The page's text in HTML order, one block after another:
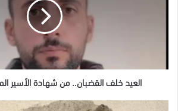
العزة
العيد خلف القضبان.. من شهادة الأسير